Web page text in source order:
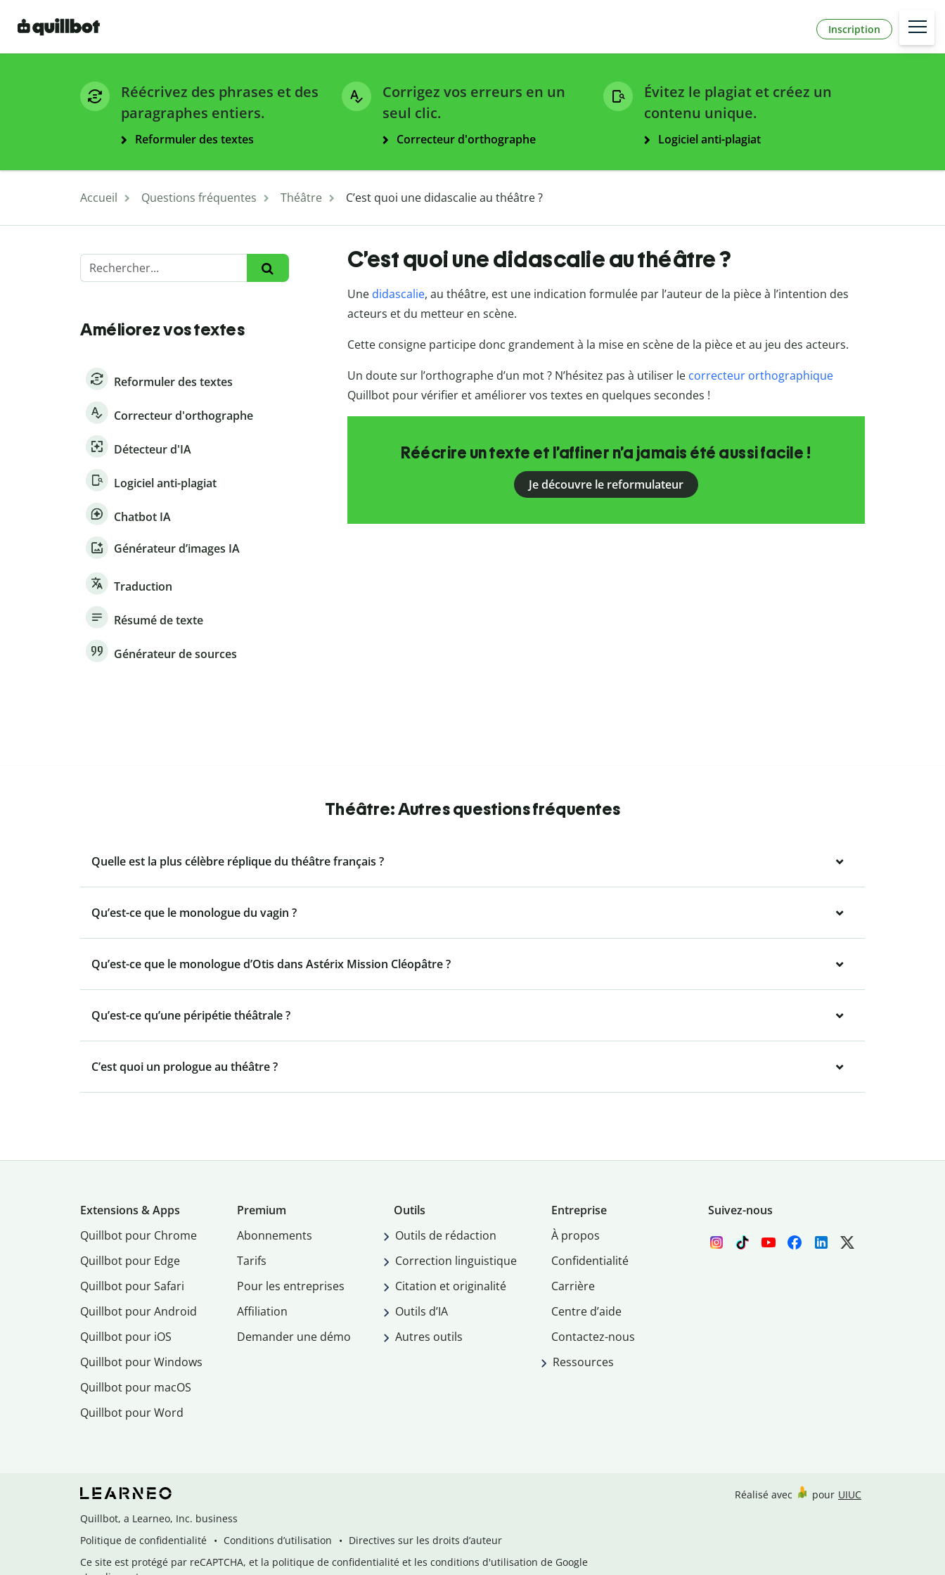
Inscription
Réécrivez des phrases et des
paragraphes entiers.
Reformuler des textes
Corrigez vos erreurs en un
seul clic.
Correcteur d'orthographe
Évitez le plagiat et créez un
contenu unique.
Logiciel anti-plagiat
Accueil Questions fréquentes Théâtre C’est quoi une didascalie au théâtre ?
Améliorez vos textes
Reformuler des textes
Correcteur d'orthographe
Détecteur d'IA
Logiciel anti-plagiat
Chatbot IA
Générateur d’images IA
Traduction
Résumé de texte
Générateur de sources
C’est quoi une didascalie au théâtre ?
Une didascalie, au théâtre, est une indication formulée par l’auteur de la pièce à l’intention des
acteurs et du metteur en scène.
Cette consigne participe donc grandement à la mise en scène de la pièce et au jeu des acteurs.
Un doute sur l’orthographe d’un mot ? N’hésitez pas à utiliser le correcteur orthographique
Quillbot pour vérifier et améliorer vos textes en quelques secondes !
Réécrire un texte et l’affiner n’a jamais été aussi facile !
Je découvre le reformulateur
Théâtre: Autres questions fréquentes
Quelle est la plus célèbre réplique du théâtre français ?
Qu’est-ce que le monologue du vagin ?
Qu’est-ce que le monologue d’Otis dans Astérix Mission Cléopâtre ?
Qu’est-ce qu’une péripétie théâtrale ?
C’est quoi un prologue au théâtre ?
Extensions & Apps
Quillbot pour Chrome
Quillbot pour Edge
Quillbot pour Safari
Quillbot pour Android
Quillbot pour iOS
Quillbot pour Windows
Quillbot pour macOS
Quillbot pour Word
Premium
Abonnements
Tarifs
Pour les entreprises
Affiliation
Demander une démo
Outils
Outils de rédaction
Correction linguistique
Citation et originalité
Outils d’IA
Autres outils
Entreprise
À propos
Confidentialité
Carrière
Centre d’aide
Contactez-nous
Ressources
Suivez-nous
Quillbot, a Learneo, Inc. business
Politique de confidentialité
Conditions d’utilisation
Directives sur les droits d’auteur
Ce site est protégé par reCAPTCHA, et la politique de confidentialité et les conditions d'utilisation de Google
Réalisé avec pour UIUC